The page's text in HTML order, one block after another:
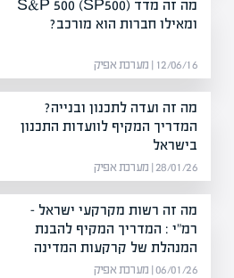
מה זה מדד S&P 500 (SP500)
ומאילו חברות הוא מורכב?
12/06/16 | מערכת אפיק
מה זה ועדה לתכנון ובנייה?
המדריך המקיף לוועדות התכנון
בישראל
28/01/26 | מערכת אפיק
מה זה רשות מקרקעי ישראל –
רמ"י : המדריך המקיף להבנת
המנהלת של קרקעות המדינה
06/01/26 | מערכת אפיק